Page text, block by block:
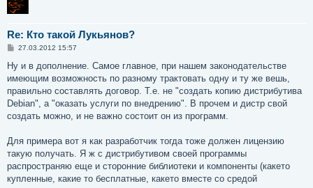
Re: Кто такой Лукьянов?
С
о
б
щ
е
и
е
27.03.2012 15:57
Ну и в дополнение. Самое главное, при нашем законодательстве
имеющим возможность по разному трактовать одну и ту же вешь,
правильно составлять договор. Т.е. не "создать копию дистрибутива
Debian", а "оказать услуги по внедрению". В прочем и дистр свой
создать можно, и не важно состоит он из программ.
Для примера вот я как разработчик тогда тоже должен лицензию
такую получать. Я ж с дистрибутивом своей программы
распространяю еще и сторонние библиотеки и компоненты (какето
купленные, какие то бесплатные, какето вместе со средой